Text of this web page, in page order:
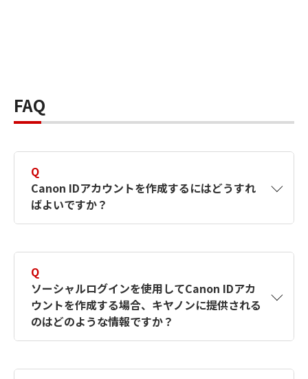
FAQ
Q
Canon IDアカウントを作成するにはどうすれ
ばよいですか？
す。詳しい作成方法は【カメラ】Canon IDとは
何ですか？Canon IDの作成方法は？をご確認く
ださい。
Q
ソーシャルログインを使用してCanon IDアカ
ウントを作成する場合、キヤノンに提供される
のはどのような情報ですか？